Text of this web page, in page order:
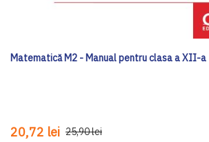
Matematică M2 - Manual pentru clasa a XII-a
20,72 lei 25,90 lei